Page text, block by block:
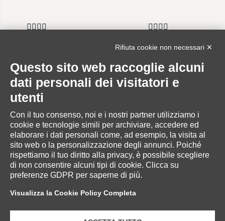
INFORMAZIONI
AREA RISERVATA
Rifiuta cookie non necessari ✕
Questo sito web raccoglie alcuni
dati personali dei visitatori e
utenti
Con il tuo consenso, noi e i nostri partner utilizziamo i
cookie e tecnologie simili per archiviare, accedere ed
elaborare i dati personali come, ad esempio, la visita al
sito web o la personalizzazione degli annunci. Poiché
rispettiamo il tuo diritto alla privacy, è possibile scegliere
di non consentire alcuni tipi di cookie. Clicca su
preferenze GDPR per saperne di più.
Visualizza la Cookie Policy Completa